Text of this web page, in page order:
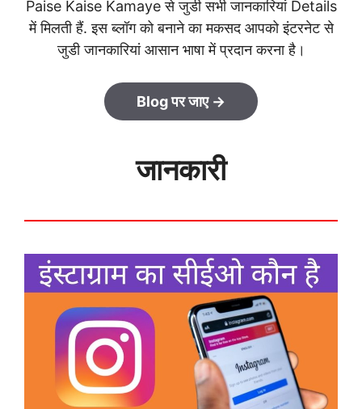
Paise Kaise Kamaye से जुडी सभी जानकारियां Details
में मिलती हैं. इस ब्लॉग को बनाने का मकसद आपको इंटरनेट से
जुडी जानकारियां आसान भाषा में प्रदान करना है।
Blog पर जाए →
जानकारी